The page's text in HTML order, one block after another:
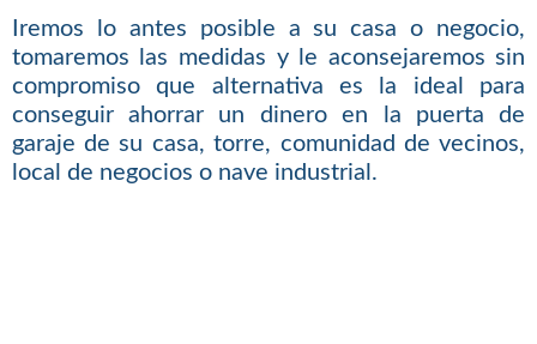
Iremos lo antes posible a su casa o negocio,
tomaremos las medidas y le aconsejaremos sin
compromiso que alternativa es la ideal para
conseguir ahorrar un dinero en la puerta de
garaje de su casa, torre, comunidad de vecinos,
local de negocios o nave industrial.